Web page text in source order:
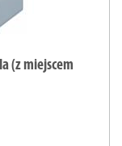
(z miejscem